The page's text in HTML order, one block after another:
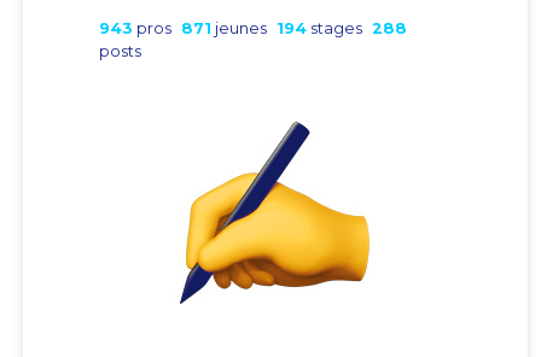
943 pros 871 jeunes 194 stages 288
posts